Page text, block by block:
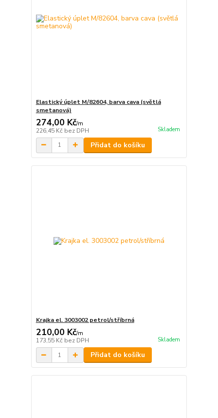
Elastický úplet M/82604, barva cava (světlá
smetanová)
274,00 Kč/m
226,45 Kč bez DPH Skladem
Přidat do košíku
Krajka el. 3003002 petrol/stříbrná
210,00 Kč/m
173,55 Kč bez DPH Skladem
Přidat do košíku